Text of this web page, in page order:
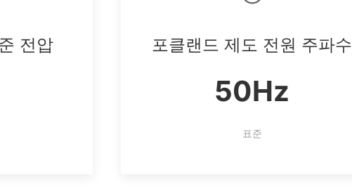
전압 포클랜드 제도 전원 주파수
50Hz
표준